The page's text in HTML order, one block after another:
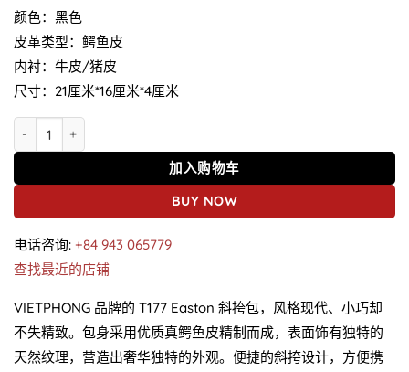
颜色：黑色
皮革类型：鳄鱼皮
内衬：牛皮/猪皮
尺寸：21厘米*16厘米*4厘米
T177 Easton 斜挎包 鳄鱼皮手提包 数量
加入购物车
BUY NOW
电话咨询: +84 943 065779
查找最近的店铺
VIETPHONG 品牌的 T177 Easton 斜挎包，风格现代、小巧却
不失精致。包身采用优质真鳄鱼皮精制而成，表面饰有独特的
天然纹理，营造出奢华独特的外观。便捷的斜挎设计，方便携